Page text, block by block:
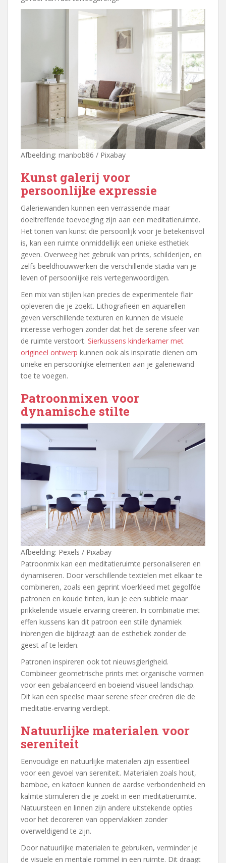
Afbeelding: manbob86 / Pixabay
Kunst galerij voor
persoonlijke expressie
Galeriewanden kunnen een verrassende maar
doeltreffende toevoeging zijn aan een meditatieruimte.
Het tonen van kunst die persoonlijk voor je betekenisvol
is, kan een ruimte onmiddellijk een unieke esthetiek
geven. Overweeg het gebruik van prints, schilderijen, en
zelfs beeldhouwwerken die verschillende stadia van je
leven of persoonlijke reis vertegenwoordigen.
Een mix van stijlen kan precies de experimentele flair
opleveren die je zoekt. Lithografieën en aquarellen
geven verschillende texturen en kunnen de visuele
interesse verhogen zonder dat het de serene sfeer van
de ruimte verstoort. Sierkussens kinderkamer met
origineel ontwerp kunnen ook als inspiratie dienen om
unieke en persoonlijke elementen aan je galeriewand
toe te voegen.
Patroonmixen voor
dynamische stilte
Afbeelding: Pexels / Pixabay
Patroonmix kan een meditatieruimte personaliseren en
dynamiseren. Door verschillende textielen met elkaar te
combineren, zoals een geprint vloerkleed met gegolfde
patronen en koude tinten, kun je een subtiele maar
prikkelende visuele ervaring creëren. In combinatie met
effen kussens kan dit patroon een stille dynamiek
inbrengen die bijdraagt aan de esthetiek zonder de
geest af te leiden.
Patronen inspireren ook tot nieuwsgierigheid.
Combineer geometrische prints met organische vormen
voor een gebalanceerd en boeiend visueel landschap.
Dit kan een speelse maar serene sfeer creëren die de
meditatie-ervaring verdiept.
Natuurlijke materialen voor
sereniteit
Eenvoudige en natuurlijke materialen zijn essentieel
voor een gevoel van sereniteit. Materialen zoals hout,
bamboe, en katoen kunnen de aardse verbondenheid en
kalmte stimuleren die je zoekt in een meditatieruimte.
Natuursteen en linnen zijn andere uitstekende opties
voor het decoreren van oppervlakken zonder
overweldigend te zijn.
Door natuurlijke materialen te gebruiken, verminder je
de visuele en mentale rommel in een ruimte. Dit draagt